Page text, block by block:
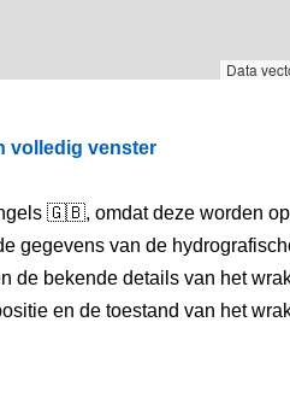
Data
volledig venster
🇬🇧, omdat deze worden
gegevens van de
de bekende details van het
en de toestand van het